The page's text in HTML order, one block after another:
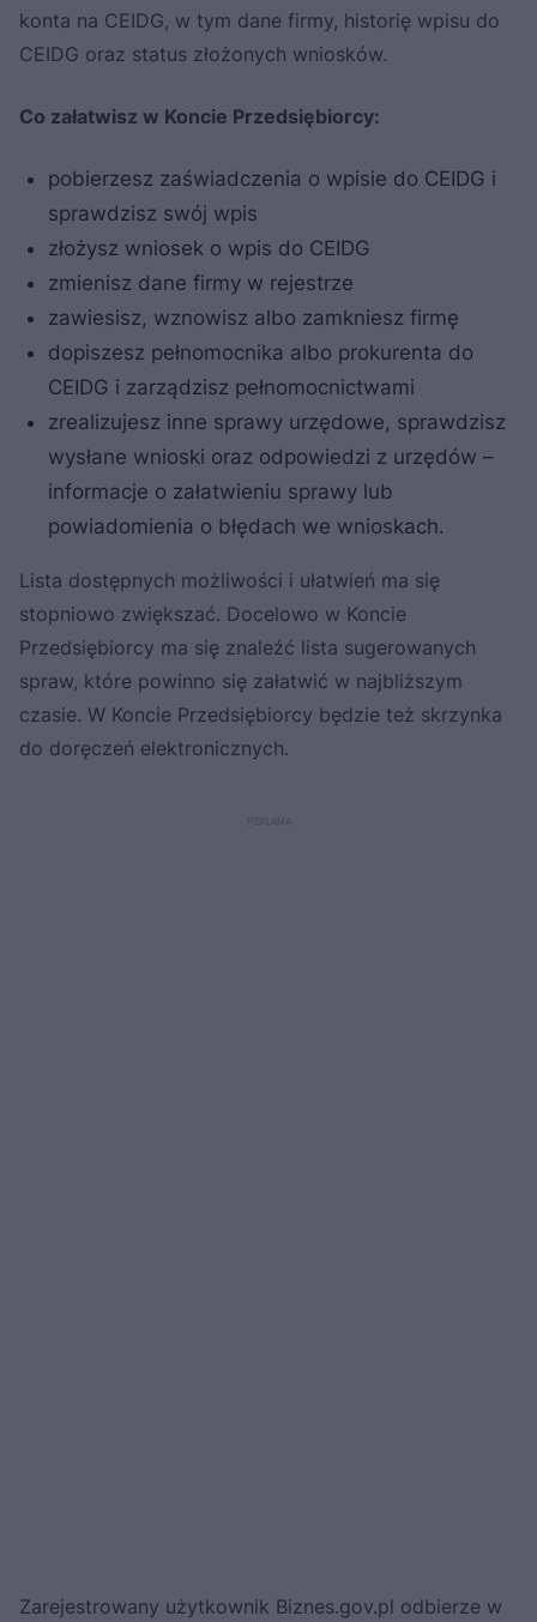
konta na CEIDG, w tym dane firmy, historię wpisu do
CEIDG oraz status złożonych wniosków.
Co załatwisz w Koncie Przedsiębiorcy:
pobierzesz zaświadczenia o wpisie do CEIDG i
sprawdzisz swój wpis
złożysz wniosek o wpis do CEIDG
zmienisz dane firmy w rejestrze
zawiesisz, wznowisz albo zamkniesz firmę
dopiszesz pełnomocnika albo prokurenta do
CEIDG i zarządzisz pełnomocnictwami
zrealizujesz inne sprawy urzędowe, sprawdzisz
wysłane wnioski oraz odpowiedzi z urzędów –
informacje o załatwieniu sprawy lub
powiadomienia o błędach we wnioskach.
Lista dostępnych możliwości i ułatwień ma się
stopniowo zwiększać. Docelowo w Koncie
Przedsiębiorcy ma się znaleźć lista sugerowanych
spraw, które powinno się załatwić w najbliższym
czasie. W Koncie Przedsiębiorcy będzie też skrzynka
do doręczeń elektronicznych.
Zarejestrowany użytkownik Biznes.gov.pl odbierze w